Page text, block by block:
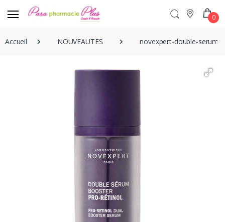
0
Accueil NOUVEAUTES novexpert-double-